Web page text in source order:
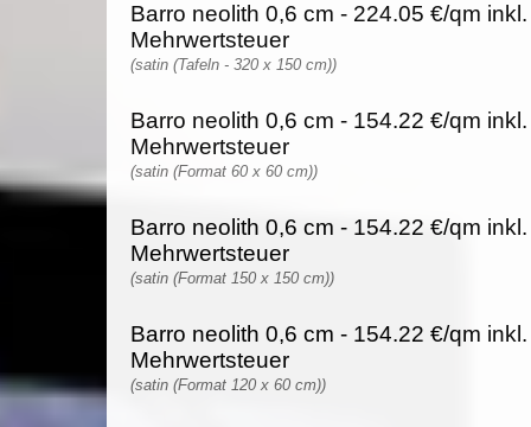
Barro neolith 0,6 cm - 224.05 €/qm
Mehrwertsteuer
(satin (Tafeln - 320 x 150 cm))
Barro neolith 0,6 cm - 154.22 €/qm
Mehrwertsteuer
(satin (Format 60 x 60 cm))
Barro neolith 0,6 cm - 154.22 €/qm
Mehrwertsteuer
(satin (Format 150 x 150 cm))
Barro neolith 0,6 cm - 154.22 €/qm
Mehrwertsteuer
(satin (Format 120 x 60 cm))